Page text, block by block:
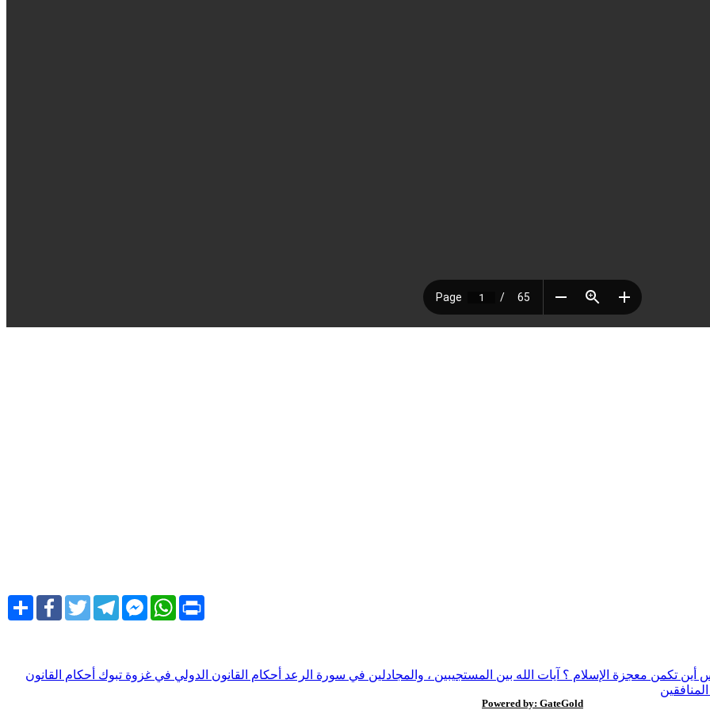
ShareFacebookTwitter
TelegramFacebook
Messenger
WhatsApp Print
أين تكمن معجزة الإسلام ؟ آيات الله بين المستجيبين ، والمجادلين في سورة الرعد أحكام القانون الدولي في غزوة تبوك أحكام القانون
Powered by: GateGold